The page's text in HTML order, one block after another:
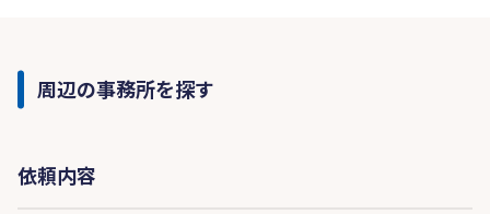
周辺の事務所を探す
依頼内容